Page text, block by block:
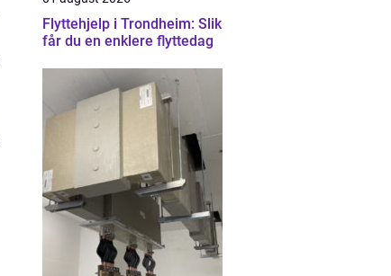
Flyttehjelp i Trondheim: Slik
får du en enklere flyttedag